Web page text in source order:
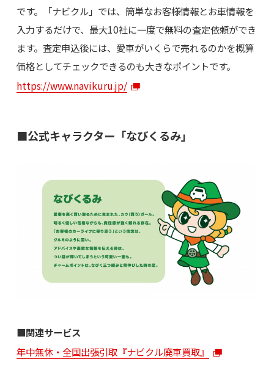
です。「ナビクル」では、簡単なお客様情報とお車情報を
入力するだけで、最大10社に一度で無料の査定依頼ができ
ます。査定申込後には、愛車がいくらで売れるのかを概算
価格としてチェックできるのも大きなポイントです。
https://www.navikuru.jp/
■公式キャラクター「なびくるみ」
■関連サービス
年中無休・全国出張引取『ナビクル廃車買取』